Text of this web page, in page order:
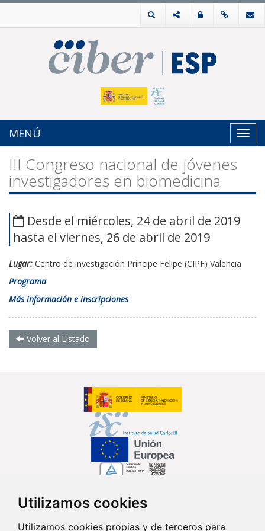
Utilizamos cookies
Utilizamos cookies propias y de terceros para
MENÚ
III Congreso nacional de jóvenes
investigadores en biomedicina
Desde el miércoles, 24 de abril de 2019
hasta el viernes, 26 de abril de 2019
Lugar: Centro de investigación Príncipe Felipe (CIPF) Valencia
Programa
Más información e inscripciones
Volver al Listado
Síguenos en...